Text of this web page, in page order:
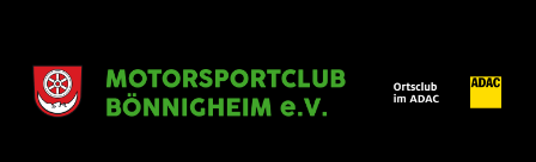
springen